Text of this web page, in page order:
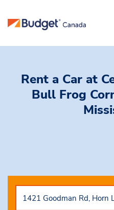
Rent a Car at
Bull Frog